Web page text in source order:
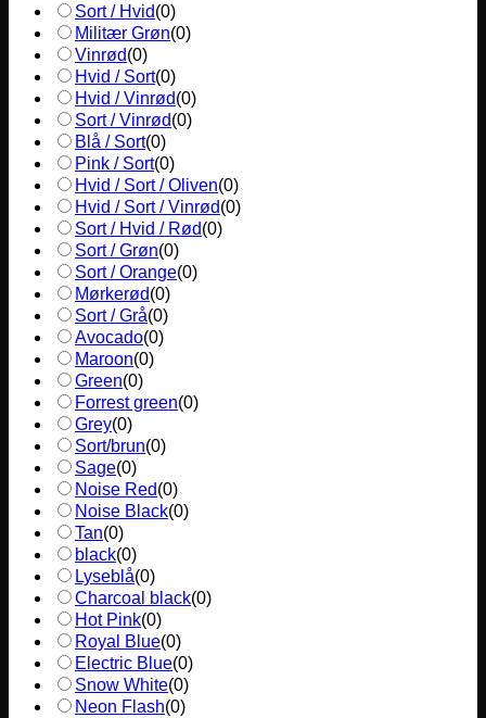
Sort / Hvid(0)
Militær Grøn(0)
Vinrød(0)
Hvid / Sort(0)
Hvid / Vinrød(0)
Sort / Vinrød(0)
Blå / Sort(0)
Pink / Sort(0)
Hvid / Sort / Oliven(0)
Hvid / Sort / Vinrød(0)
Sort / Hvid / Rød(0)
Sort / Grøn(0)
Sort / Orange(0)
Mørkerød(0)
Sort / Grå(0)
Avocado(0)
Maroon(0)
Green(0)
Forrest green(0)
Grey(0)
Sort/brun(0)
Sage(0)
Noise Red(0)
Noise Black(0)
Tan(0)
black(0)
Lyseblå(0)
Charcoal black(0)
Hot Pink(0)
Royal Blue(0)
Electric Blue(0)
Snow White(0)
Neon Flash(0)